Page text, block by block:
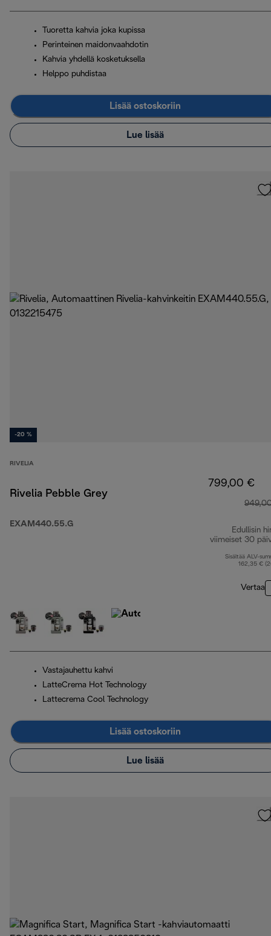
Tuoretta kahvia joka kupissa
Perinteinen maidonvaahdotin
Kahvia yhdellä kosketuksella
Helppo puhdistaa
Lisää ostoskoriin
Lue lisää
-20 %
RIVELIA
Rivelia Pebble Grey
EXAM440.55.G
799,00 €
Edullisin
viimeiset 30
Sisältää ALV-
162,35 €
Vertaa
Vastajauhettu kahvi
LatteCrema Hot Technology
Lattecrema Cool Technology
Lisää ostoskoriin
Lue lisää